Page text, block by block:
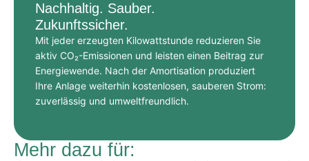
Nachhaltig. Sauber.
Zukunftssicher.
Mit jeder erzeugten Kilowattstunde reduzieren Sie
aktiv CO₂-Emissionen und leisten einen Beitrag zur
Energiewende. Nach der Amortisation produziert
Ihre Anlage weiterhin kostenlosen, sauberen Strom:
zuverlässig und umweltfreundlich.
Mehr dazu für: